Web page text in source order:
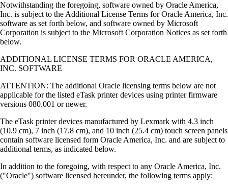
Notwithstanding the foregoing, software owned by Oracle America,
Inc. is subject to the Additional License Terms for Oracle America, Inc.
software as set forth below, and software owned by Microsoft
Corporation is subject to the Microsoft Corporation Notices as set forth
below.
ADDITIONAL LICENSE TERMS FOR ORACLE AMERICA,
INC. SOFTWARE
ATTENTION: The additional Oracle licensing terms below are not
applicable for the listed eTask printer devices using printer firmware
versions 080.001 or newer.
The eTask printer devices manufactured by Lexmark with 4.3 inch
(10.9 cm), 7 inch (17.8 cm), and 10 inch (25.4 cm) touch screen panels
contain software licensed form Oracle America, Inc. and are subject to
additional terms, as indicated below.
In addition to the foregoing, with respect to any Oracle America, Inc.
("Oracle") software licensed hereunder, the following terms apply: